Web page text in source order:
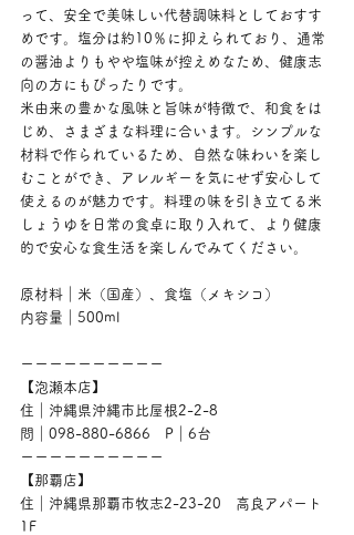
って、安全で美味しい代替調味料としておすす
めです。塩分は約10％に抑えられており、通常
の醤油よりもやや塩味が控えめなため、健康志
向の方にもぴったりです。
米由来の豊かな風味と旨味が特徴で、和食をは
じめ、さまざまな料理に合います。シンプルな
材料で作られているため、自然な味わいを楽し
むことができ、アレルギーを気にせず安心して
使えるのが魅力です。料理の味を引き立てる米
しょうゆを日常の食卓に取り入れて、より健康
的で安心な食生活を楽しんでみてください。
原材料｜米（国産）、食塩（メキシコ）
内容量｜500ml
ーーーーーーーーーー
【泡瀬本店】
住｜沖縄県沖縄市比屋根2-2-8
問｜098-880-6866　P｜6台
ーーーーーーーーーー
【那覇店】
住｜沖縄県那覇市牧志2-23-20　高良アパート
1F